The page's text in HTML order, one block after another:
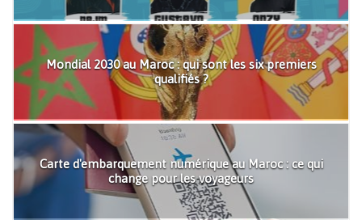
Mondial 2030 au Maroc : qui sont les six premiers
qualifiés ?
Carte d'embarquement numérique au Maroc : ce qui
change pour les voyageurs